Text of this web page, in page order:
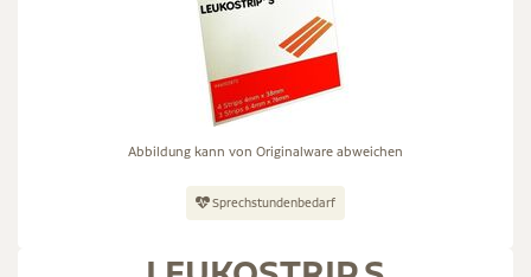
Abbildung kann von Originalware abweichen
Sprechstundenbedarf